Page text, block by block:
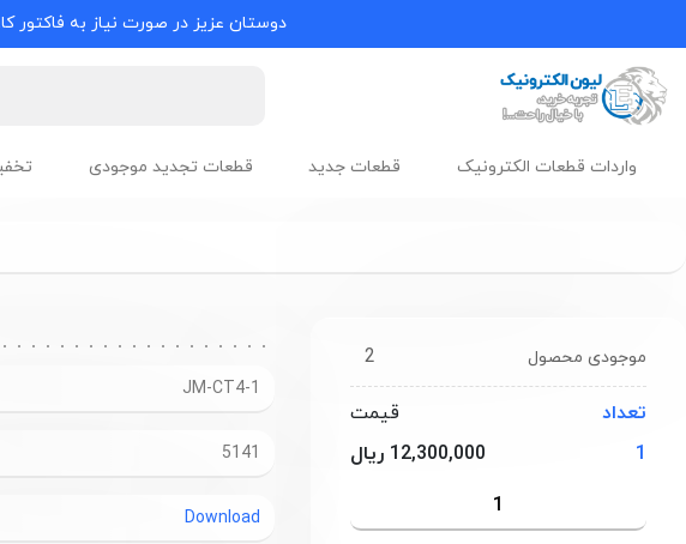
دوستان عزیز در صورت نیاز به فاکتور
واردات قطعات الکترونیک قطعات جدید قطعات تجدید موجودی
2 موجودی محصول
تعداد
قیمت
1
12,300,000 ریال
JM-CT4-1
5141
Download